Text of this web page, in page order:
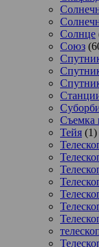
Солнце
Союз
Съемка
Тейя (1)